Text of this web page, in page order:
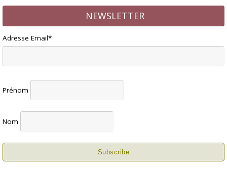
NEWSLETTER
Adresse Email*
Prénom
Nom